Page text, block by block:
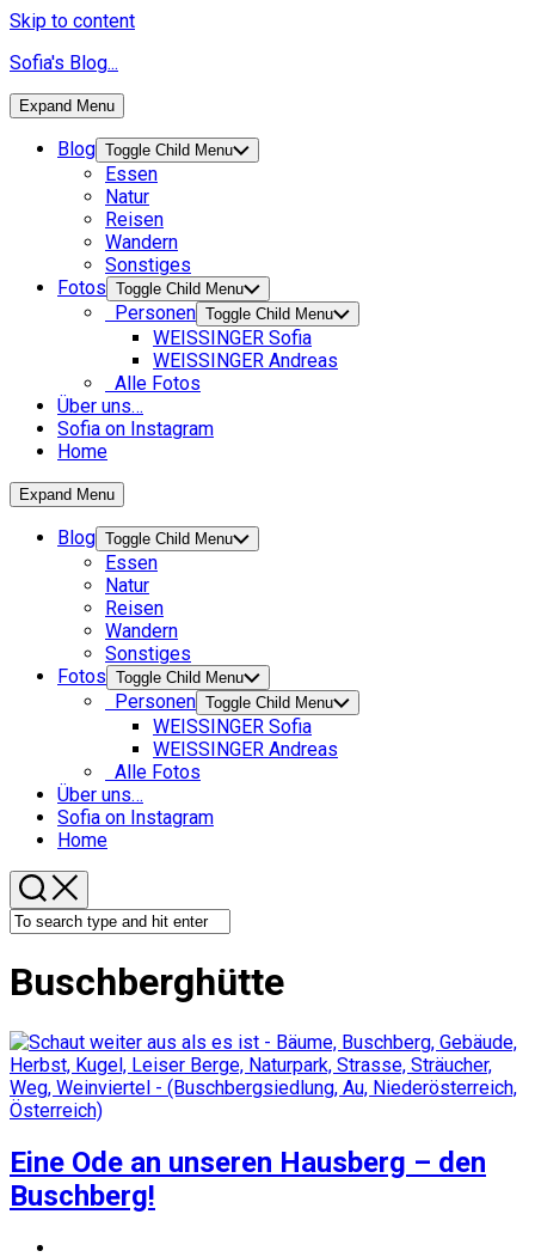
Skip to content
Sofia's Blog...
Expand Menu
Blog Toggle Child Menu
Essen
Natur
Reisen
Wandern
Sonstiges
Fotos Toggle Child Menu
Personen Toggle Child Menu
WEISSINGER Sofia
WEISSINGER Andreas
Alle Fotos
Über uns…
Sofia on Instagram
Home
Expand Menu
Blog Toggle Child Menu
Essen
Natur
Reisen
Wandern
Sonstiges
Fotos Toggle Child Menu
Personen Toggle Child Menu
WEISSINGER Sofia
WEISSINGER Andreas
Alle Fotos
Über uns…
Sofia on Instagram
Home
Buschberghütte
Eine Ode an unseren Hausberg – den
Buschberg!